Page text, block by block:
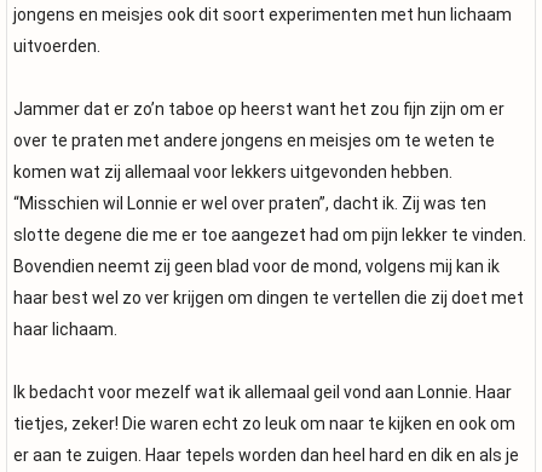
jongens en meisjes ook dit soort experimenten met hun lichaam
uitvoerden.
Jammer dat er zo’n taboe op heerst want het zou fijn zijn om er
over te praten met andere jongens en meisjes om te weten te
komen wat zij allemaal voor lekkers uitgevonden hebben.
“Misschien wil Lonnie er wel over praten”, dacht ik. Zij was ten
slotte degene die me er toe aangezet had om pijn lekker te vinden.
Bovendien neemt zij geen blad voor de mond, volgens mij kan ik
haar best wel zo ver krijgen om dingen te vertellen die zij doet met
haar lichaam.
Ik bedacht voor mezelf wat ik allemaal geil vond aan Lonnie. Haar
tietjes, zeker! Die waren echt zo leuk om naar te kijken en ook om
er aan te zuigen. Haar tepels worden dan heel hard en dik en als je